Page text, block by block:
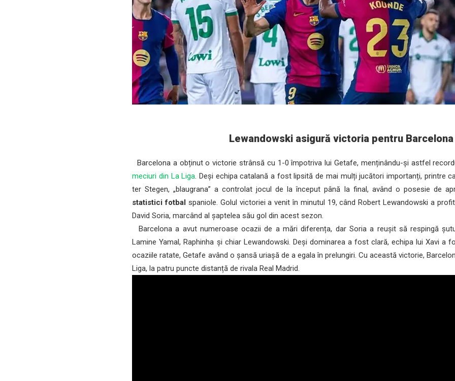
Lewandowski asigură victoria pentru Barcelona
Barcelona a obținut o victorie strânsă cu 1-0 împotriva lui Getafe, menținându-și astfel
meciuri din La Liga. Deși echipa catalană a fost lipsită de mai mulți jucători importanți, printre
ter Stegen, „blaugrana” a controlat jocul de la început până la final, având o posesie de
statistici fotbal spaniole. Golul victoriei a venit în minutul 19, când Robert Lewandowski a
David Soria, marcând al șaptelea său gol din acest sezon.
Barcelona a avut numeroase ocazii de a mări diferența, dar Soria a reușit să respingă
Lamine Yamal, Raphinha și chiar Lewandowski. Deși dominarea a fost clară, echipa lui Xavi a
ocaziile ratate, Getafe având o șansă uriașă de a egala în prelungiri. Cu această victorie,
Liga, la patru puncte distanță de rivala Real Madrid.